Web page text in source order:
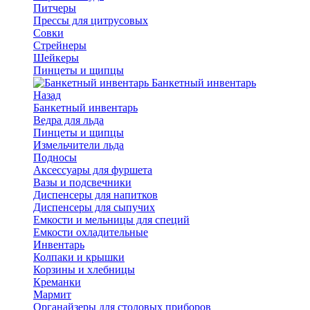
Питчеры
Прессы для цитрусовых
Совки
Стрейнеры
Шейкеры
Пинцеты и щипцы
Банкетный инвентарь
Назад
Банкетный инвентарь
Ведра для льда
Пинцеты и щипцы
Измельчители льда
Подносы
Аксессуары для фуршета
Вазы и подсвечники
Диспенсеры для напитков
Диспенсеры для сыпучих
Емкости и мельницы для специй
Емкости охладительные
Инвентарь
Колпаки и крышки
Корзины и хлебницы
Креманки
Мармит
Органайзеры для столовых приборов